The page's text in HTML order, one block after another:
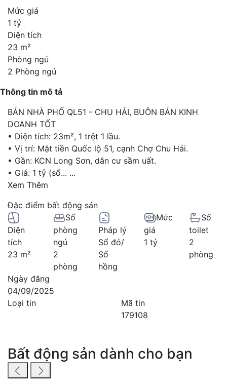
Mức giá
1 tỷ
Diện tích
23 m²
Phòng ngủ
2 Phòng ngủ
Thông tin mô tả
BÁN NHÀ PHỐ QL51 - CHU HẢI, BUÔN BÁN KINH
DOANH TỐT
• Diện tích: 23m², 1 trệt 1 lầu.
• Vị trí: Mặt tiền Quốc lộ 51, cạnh Chợ Chu Hải.
• Gần: KCN Long Sơn, dân cư sầm uất.
• Giá: 1 tỷ (sổ... ...
Xem Thêm
Đặc điểm bất động sản
Diện
tích
23 m²
Số
phòng
ngủ
2
phòng
Pháp lý
Sổ đỏ/
Sổ
hồng
Mức
giá
1 tỷ
Số
toilet
2
phòng
Ngày đăng
04/09/2025
Loại tin
Mã tin
179108
Bất động sản dành cho bạn